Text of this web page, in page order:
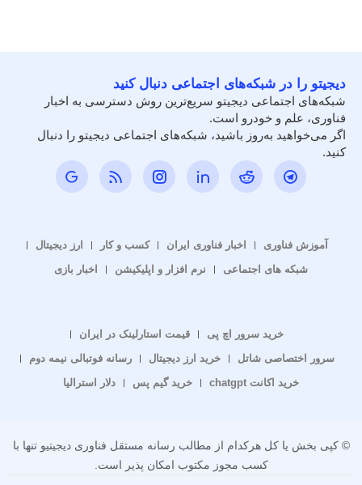
دیجیتو را در شبکه‌های اجتماعی دنبال کنید
شبکه‌های اجتماعی دیجیتو سریع‌ترین روش دسترسی به اخبار
فناوری، علم و خودرو است.
اگر می‌خواهید به‌روز باشید، شبکه‌های اجتماعی دیجیتو را دنبال
کنید.
آموزش فناوری اخبار فناوری ایران کسب و کار
ارز دیجیتال
شبکه های اجتماعی
نرم افزار و اپلیکیشن اخبار بازی
خرید سرور اچ پی
قیمت استارلینک در ایران
سرور اختصاصی شاتل
خرید ارز دیجیتال
رسانه فوتبالی نیمه دوم
خرید اکانت chatgpt
خرید گیم پس دلار استرالیا
© کپی بخش یا کل هرکدام از مطالب رسانه مستقل فناوری دیجیتیو تنها با
کسب مجوز مکتوب امکان پذیر است.